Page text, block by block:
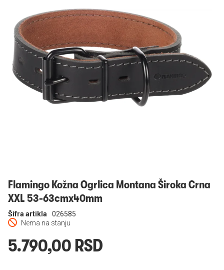
Prijavi se
Flamingo Kožna Ogrlica Montana Široka Crna
XXL 53-63cmx40mm
Nema na stanju
Šifra artikla 026585
5.790,00 RSD